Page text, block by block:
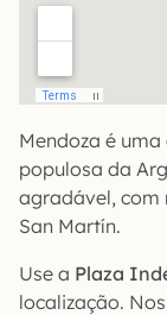
Mendoza é
populosa da
agradável, com
San Martín.
Use a Plaza
localização.